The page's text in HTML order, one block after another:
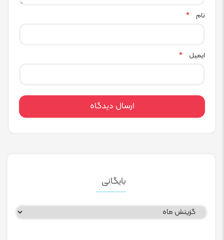
نام *
ایمیل *
بایگانی
بایگانی